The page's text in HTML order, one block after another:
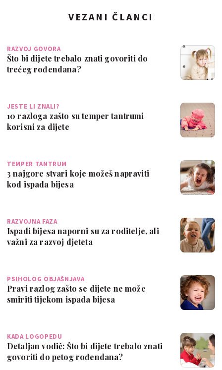
VEZANI ČLANCI
RAZVOJ GOVORA
Što bi dijete trebalo znati govoriti do
trećeg rođendana?
JESTE LI ZNALI?
10 razloga zašto su temper tantrumi
korisni za dijete
TEMPER TANTRUM
3 najgore stvari koje možeš napraviti
kod ispada bijesa
RAZVOJNA FAZA
Ispadi bijesa naporni su za roditelje, ali
važni za razvoj djeteta
PSIHOLOG OBJAŠNJAVA
Pravi razlog zašto se dijete ne može
smiriti tijekom ispada bijesa
KADA LOGOPEDU
Detaljan vodič: Što bi dijete trebalo znati
govoriti do petog rođendana?